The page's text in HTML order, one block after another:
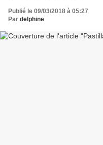
Publié le 09/03/2018 à 05:27
Par delphine